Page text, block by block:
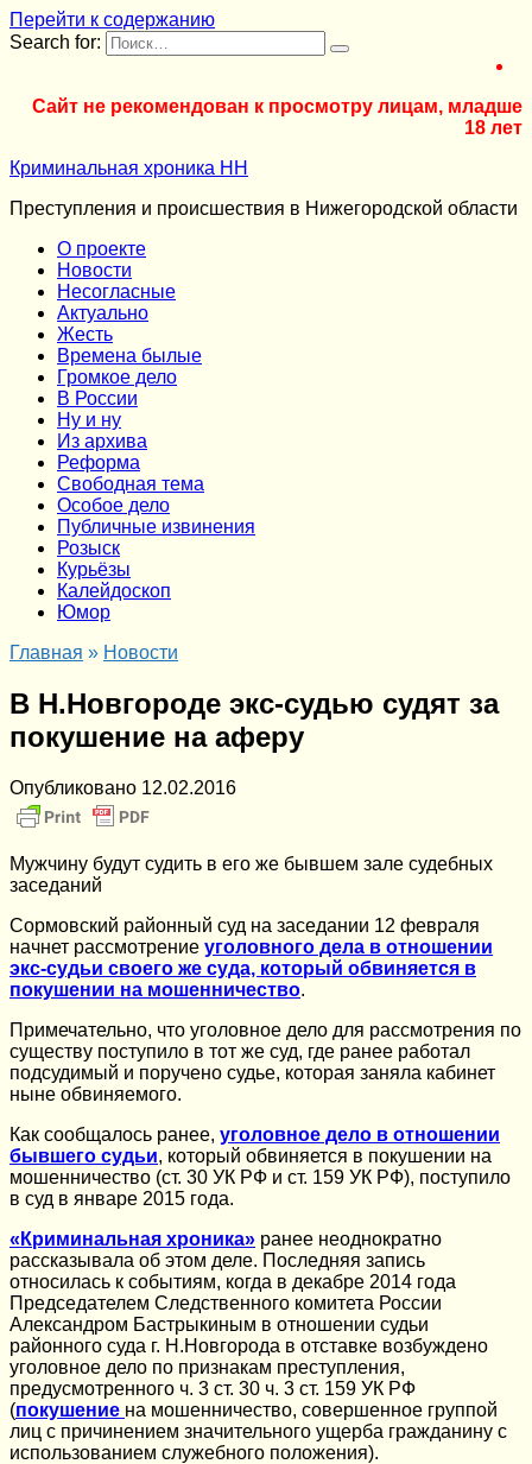
Перейти к содержанию
Search for:
Сайт не рекомендован к просмотру лицам, младше
18 лет
Криминальная хроника НН
Преступления и происшествия в Нижегородской области
О проекте
Новости
Несогласные
Актуально
Жесть
Времена былые
Громкое дело
В России
Ну и ну
Из архива
Реформа
Cвободная тема
Особое дело
Публичные извинения
Розыск
Курьёзы
Калейдоскоп
Юмор
Главная » Новости
В Н.Новгороде экс-судью судят за
покушение на аферу
Опубликовано 12.02.2016
Мужчину будут судить в его же бывшем зале судебных
заседаний
Сормовский районный суд на заседании 12 февраля
начнет рассмотрение уголовного дела в отношении
экс-судьи своего же суда, который обвиняется в
покушении на мошенничество.
Примечательно, что уголовное дело для рассмотрения по
существу поступило в тот же суд, где ранее работал
подсудимый и поручено судье, которая заняла кабинет
ныне обвиняемого.
Как сообщалось ранее, уголовное дело в отношении
бывшего судьи, который обвиняется в покушении на
мошенничество (ст. 30 УК РФ и ст. 159 УК РФ), поступило
в суд в январе 2015 года.
«Криминальная хроника» ранее неоднократно
рассказывала об этом деле. Последняя запись
относилась к событиям, когда в декабре 2014 года
Председателем Следственного комитета России
Александром Бастрыкиным в отношении судьи
районного суда г. Н.Новгорода в отставке возбуждено
уголовное дело по признакам преступления,
предусмотренного ч. 3 ст. 30 ч. 3 ст. 159 УК РФ
(покушение на мошенничество, совершенное группой
лиц с причинением значительного ущерба гражданину с
использованием служебного положения).